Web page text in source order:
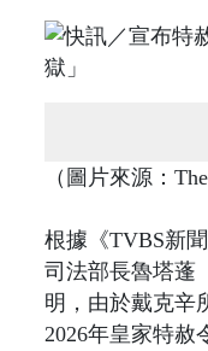
（圖片來源：The
根據《TVBS新
司法部長魯塔蓬
明，由於戴克辛
2026年皇家特赦